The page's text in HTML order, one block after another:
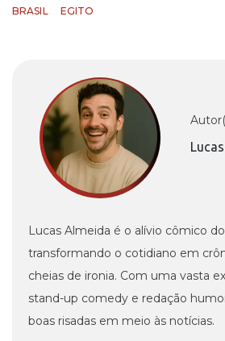
BRASIL EGITO
Lucas Almeida é o alívio cômico
transformando o cotidiano em
cheias de ironia. Com uma vasta
stand-up comedy e redação
boas risadas em meio às notícias.